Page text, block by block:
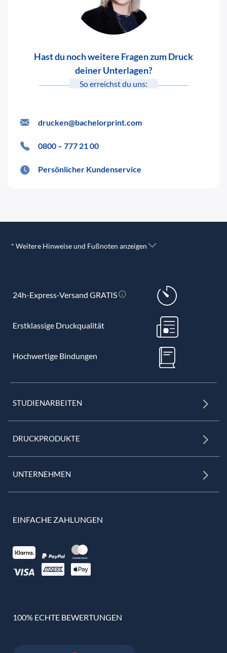
Hast du noch weitere Fragen zum Druck
deiner Unterlagen?
So erreichst du uns:
drucken@bachelorprint.com
0800 – 777 21 00
Persönlicher Kundenservice
* Weitere Hinweise und Fußnoten anzeigen
24h-Express-Versand GRATIS
Erstklassige Druckqualität
Hochwertige Bindungen
STUDIENARBEITEN
DRUCKPRODUKTE
UNTERNEHMEN
EINFACHE ZAHLUNGEN
100% ECHTE BEWERTUNGEN